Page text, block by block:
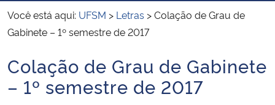
Ministério das Relações Exteriores
Ministério da Infraestrutura
Você está aqui: UFSM > Letras >Colação de Grau de
Gabinete – 1º semestre de 2017
Início do conteúdo
Colação de Grau de Gabinete
– 1º semestre de 2017